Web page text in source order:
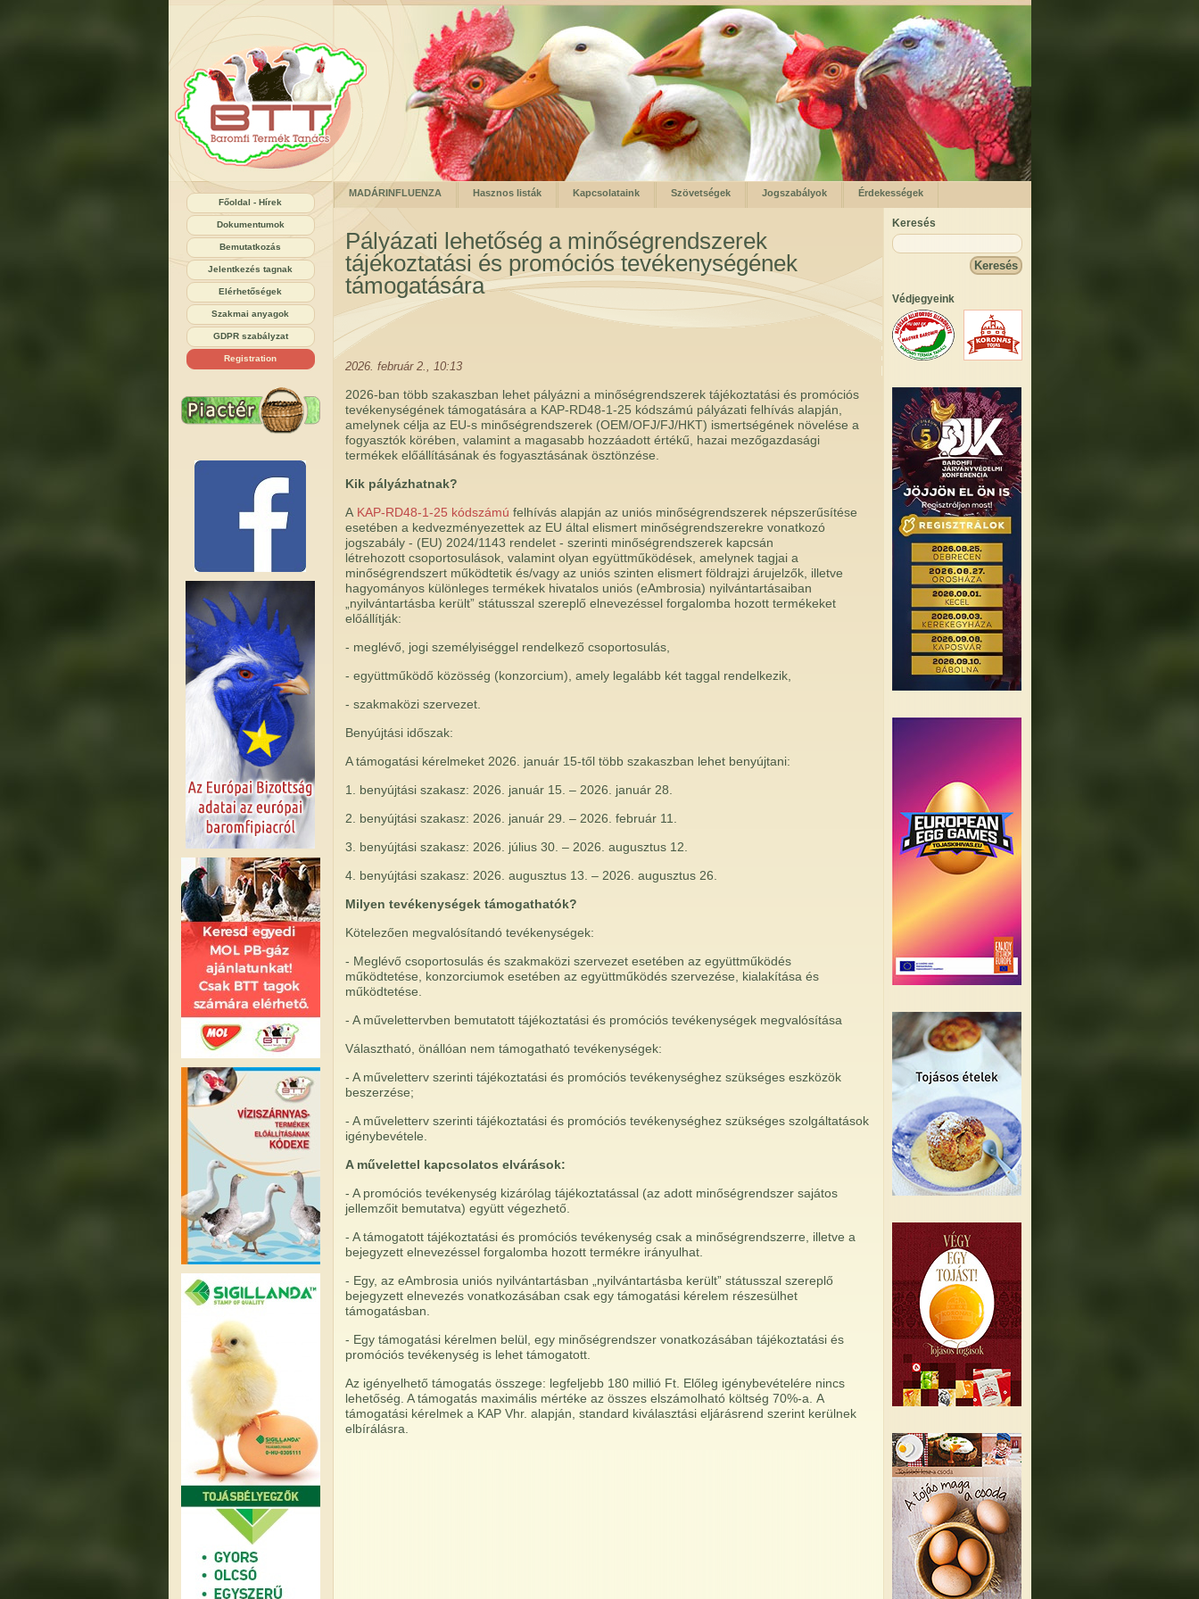
Főoldal - Hírek
Dokumentumok
Bemutatkozás
Jelentkezés tagnak
Elérhetőségek
Szakmai anyagok
GDPR szabályzat
Registration
MADÁRINFLUENZA Hasznos listák Kapcsolataink Szövetségek Jogszabályok Érdekességek
Pályázati lehetőség a minőségrendszerek
tájékoztatási és promóciós tevékenységének
támogatására
2026. február 2., 10:13
2026-ban több szakaszban lehet pályázni a minőségrendszerek tájékoztatási és promóciós
tevékenységének támogatására a KAP-RD48-1-25 kódszámú pályázati felhívás alapján,
amelynek célja az EU-s minőségrendszerek (OEM/OFJ/FJ/HKT) ismertségének növelése a
fogyasztók körében, valamint a magasabb hozzáadott értékű, hazai mezőgazdasági
termékek előállításának és fogyasztásának ösztönzése.
Kik pályázhatnak?
A KAP-RD48-1-25 kódszámú felhívás alapján az uniós minőségrendszerek népszerűsítése
esetében a kedvezményezettek az EU által elismert minőségrendszerekre vonatkozó
jogszabály - (EU) 2024/1143 rendelet - szerinti minőségrendszerek kapcsán
létrehozott csoportosulások, valamint olyan együttműködések, amelynek tagjai a
minőségrendszert működtetik és/vagy az uniós szinten elismert földrajzi árujelzők, illetve
hagyományos különleges termékek hivatalos uniós (eAmbrosia) nyilvántartásaiban
„nyilvántartásba került” státusszal szereplő elnevezéssel forgalomba hozott termékeket
előállítják:
- meglévő, jogi személyiséggel rendelkező csoportosulás,
- együttműködő közösség (konzorcium), amely legalább két taggal rendelkezik,
- szakmaközi szervezet.
Benyújtási időszak:
A támogatási kérelmeket 2026. január 15-től több szakaszban lehet benyújtani:
1. benyújtási szakasz: 2026. január 15. – 2026. január 28.
2. benyújtási szakasz: 2026. január 29. – 2026. február 11.
3. benyújtási szakasz: 2026. július 30. – 2026. augusztus 12.
4. benyújtási szakasz: 2026. augusztus 13. – 2026. augusztus 26.
Milyen tevékenységek támogathatók?
Kötelezően megvalósítandó tevékenységek:
- Meglévő csoportosulás és szakmaközi szervezet esetében az együttműködés
működtetése, konzorciumok esetében az együttműködés szervezése, kialakítása és
működtetése.
- A művelettervben bemutatott tájékoztatási és promóciós tevékenységek megvalósítása
Választható, önállóan nem támogatható tevékenységek:
- A műveletterv szerinti tájékoztatási és promóciós tevékenységhez szükséges eszközök
beszerzése;
- A műveletterv szerinti tájékoztatási és promóciós tevékenységhez szükséges szolgáltatások
igénybevétele.
A művelettel kapcsolatos elvárások:
- A promóciós tevékenység kizárólag tájékoztatással (az adott minőségrendszer sajátos
jellemzőit bemutatva) együtt végezhető.
- A támogatott tájékoztatási és promóciós tevékenység csak a minőségrendszerre, illetve a
bejegyzett elnevezéssel forgalomba hozott termékre irányulhat.
- Egy, az eAmbrosia uniós nyilvántartásban „nyilvántartásba került” státusszal szereplő
bejegyzett elnevezés vonatkozásában csak egy támogatási kérelem részesülhet
támogatásban.
- Egy támogatási kérelmen belül, egy minőségrendszer vonatkozásában tájékoztatási és
promóciós tevékenység is lehet támogatott.
Az igényelhető támogatás összege: legfeljebb 180 millió Ft. Előleg igénybevételére nincs
lehetőség. A támogatás maximális mértéke az összes elszámolható költség 70%-a. A
támogatási kérelmek a KAP Vhr. alapján, standard kiválasztási eljárásrend szerint kerülnek
elbírálásra.
Keresés
Védjegyeink